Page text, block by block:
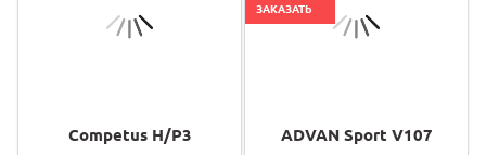
Competus H/P3
ЗАКАЗАТЬ
ADVAN Sport V107